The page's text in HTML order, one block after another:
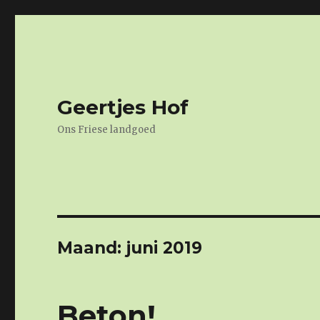
Geertjes Hof
Ons Friese landgoed
Maand: juni 2019